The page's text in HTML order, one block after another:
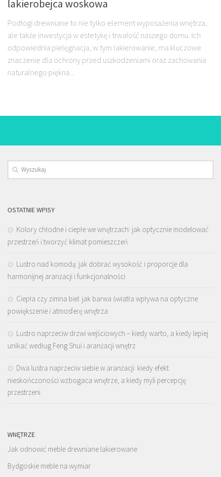
lakierobejca woskowa
Podłogi drewniane to nie tylko element wyposażenia wnętrza,
ale także inwestycja w estetykę i trwałość naszego domu. Ich
odpowiednia pielęgnacja, w tym lakierowanie, ma kluczowe
znaczenie dla ochrony przed uszkodzeniami oraz zachowania
naturalnego piękna...
OSTATNIE WPISY
Kolory chłodne i ciepłe we wnętrzach: jak optycznie modelować
przestrzeń i tworzyć klimat pomieszczeń
Lustro nad komodą: jak dobrać wysokość i proporcje dla
harmonijnej aranżacji i funkcjonalności
Ciepła czy zimna biel: jak barwa światła wpływa na optyczne
powiększenie i atmosferę wnętrza
Lustro naprzeciw drzwi wejściowych – kiedy warto, a kiedy lepiej
unikać według Feng Shui i aranżacji wnętrz
Dwa lustra naprzeciw siebie w aranżacji: kiedy efekt
nieskończoności wzbogaca wnętrze, a kiedy myli percepcję
przestrzeni
WNĘTRZE
Jak odnowić meble drewniane lakierowane
Bydgoskie meble na wymiar